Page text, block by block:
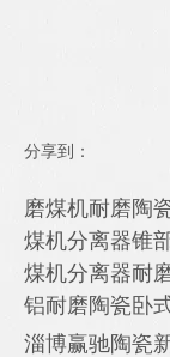
分享到：
磨煤机耐磨陶
煤机分离器锥
煤机分离器耐
铝耐磨陶瓷卧
淄博赢驰陶瓷